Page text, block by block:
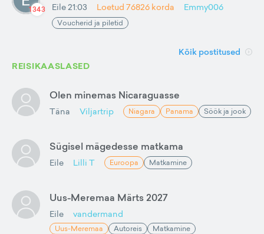
1343 Eile 21:03 Loetud 76826 korda Emmy006
Voucherid ja piletid
Kõik postitused
REISIKAASLASED
Olen minemas Nicaraguasse
Täna Viljartrip Niagara Panama Söök ja jook
Sügisel mägedesse matkama
Eile Lilli T Euroopa Matkamine
Uus-Meremaa Märts 2027
Eile vandermand
Uus-Meremaa Autoreis Matkamine